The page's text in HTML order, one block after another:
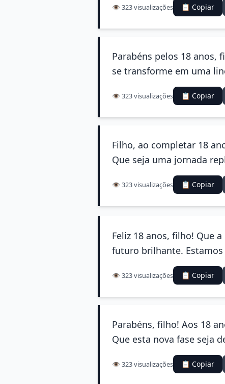
👁️ 323 visualizações 📋 Copiar
Parabéns pelos 18 anos,
se transforme em uma
👁️ 323 visualizações 📋 Copiar
Filho, ao completar 18
Que seja uma jornada
👁️ 323 visualizações 📋 Copiar
Feliz 18 anos, filho! Que
futuro brilhante.
👁️ 323 visualizações 📋 Copiar
Parabéns, filho! Aos 18
Que esta nova fase seja
👁️ 323 visualizações 📋 Copiar